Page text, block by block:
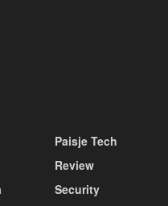
Paisje Tech
Review
Security